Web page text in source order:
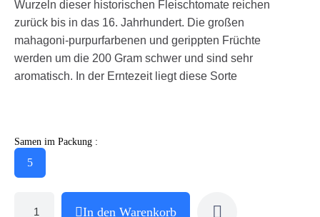
Wurzeln dieser historischen Fleischtomate reichen
zurück bis in das 16. Jahrhundert. Die großen
mahagoni-purpurfarbenen und gerippten Früchte
werden um die 200 Gram schwer und sind sehr
aromatisch. In der Erntezeit liegt diese Sorte
Samen im Packung :
5
In den Warenkorb